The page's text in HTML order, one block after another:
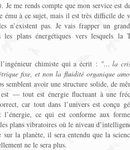
Je me rends compte que mon service est
ému à ce sujet, mais il est très difficile de
n’existent pas. Je vais frapper un
les plans énergétiques vers lesquels
chimiste qui a écrit : "… la
fixe, et non la fluidité organique
semblent avoir une structure solide, de
— tout est énergie fluctuant à une
car tout dans l’univers est conçu
l’énergie, ce qui est conforme aux
plans vibratoires où le niveau
la planète, il sera entendu que la
ne le sera plus.